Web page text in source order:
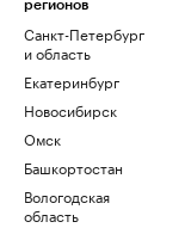
регионов
Санкт-Петербург
и область
Екатеринбург
Новосибирск
Омск
Башкортостан
Вологодская
область